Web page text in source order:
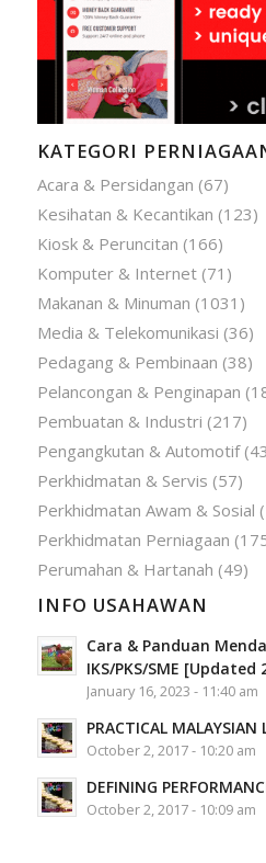
KATEGORI
Acara & Persidangan (67)
Kesihatan & Kecantikan (123)
Kiosk & Peruncitan (166)
Komputer & Internet(71)
Makanan & Minuman (1031)
Media & Telekomunikasi (36)
Pedagang & Pembinaan (38)
Pelancongan & Penginapan
Pembuatan & Industri (217)
Pengangkutan & Automotif
Perkhidmatan & Servis (57)
Perkhidmatan Awam & Sosial
Perkhidmatan Perniagaan
Perumahan & Hartanah (49)
INFO USAHAWAN
Cara & Panduan
IKS/PKS/SME [Updated
January 16, 2023 - 11:40 am
PRACTICAL MALAYSIAN
October 2, 2017 - 10:20 am
DEFINING
October 2, 2017 - 10:09 am